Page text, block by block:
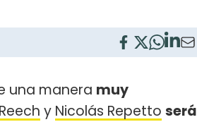
una manera muy
y Nicolás Repetto será